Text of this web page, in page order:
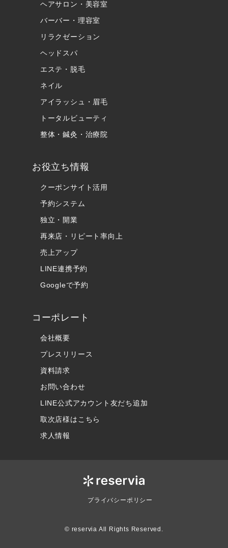
ヘアサロン・美容室
バーバー・理容室
リラクゼーション
ヘッドスパ
エステ・脱毛
ネイル
アイラッシュ・眉毛
トータルビューティ
整体・鍼灸・治療院
お役立ち情報
クーポンサイト活用
予約システム
独立・開業
再来店・リピート率向上
売上アップ
LINE連携予約
Googleで予約
コーポレート
会社概要
プレスリリース
資料請求
お問い合わせ
LINE公式アカウント友だち追加
取次店様はこちら
求人情報
プライバシーポリシー
© reservia All Rights Reserved.